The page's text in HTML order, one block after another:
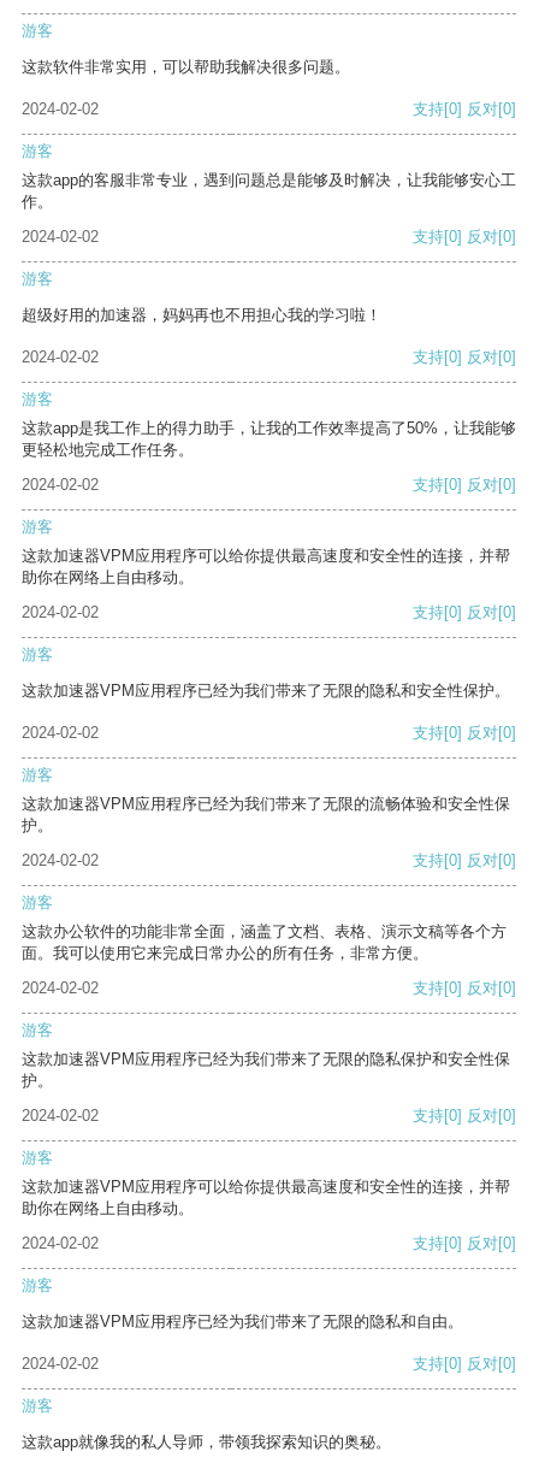
游客
这款软件非常实用，可以帮助我解决很多问题。
2024-02-02 支持[0] 反对[0]
游客
这款app的客服非常专业，遇到问题总是能够及时解决，让我能够安心工
作。
2024-02-02
支持[0] 反对[0]
游客
超级好用的加速器，妈妈再也不用担心我的学习啦！
2024-02-02 支持[0] 反对[0]
游客
这款app是我工作上的得力助手，让我的工作效率提高了50%，让我能够
更轻松地完成工作任务。
2024-02-02
支持[0] 反对[0]
游客
这款加速器VPM应用程序可以给你提供最高速度和安全性的连接，并帮
助你在网络上自由移动。
2024-02-02
支持[0] 反对[0]
游客
这款加速器VPM应用程序已经为我们带来了无限的隐私和安全性保护。
2024-02-02 支持[0] 反对[0]
游客
这款加速器VPM应用程序已经为我们带来了无限的流畅体验和安全性保
护。
2024-02-02
支持[0] 反对[0]
游客
这款办公软件的功能非常全面，涵盖了文档、表格、演示文稿等各个方
面。我可以使用它来完成日常办公的所有任务，非常方便。
2024-02-02
支持[0] 反对[0]
游客
这款加速器VPM应用程序已经为我们带来了无限的隐私保护和安全性保
护。
2024-02-02
支持[0] 反对[0]
游客
这款加速器VPM应用程序可以给你提供最高速度和安全性的连接，并帮
助你在网络上自由移动。
2024-02-02
支持[0] 反对[0]
游客
这款加速器VPM应用程序已经为我们带来了无限的隐私和自由。
2024-02-02 支持[0] 反对[0]
游客
这款app就像我的私人导师，带领我探索知识的奥秘。